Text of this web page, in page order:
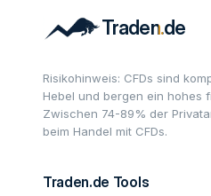
Risikohinweis: CFDs sind
Hebel und bergen ein hohes
Zwischen 74-89% der
beim Handel mit CFDs.
Traden.de Tools